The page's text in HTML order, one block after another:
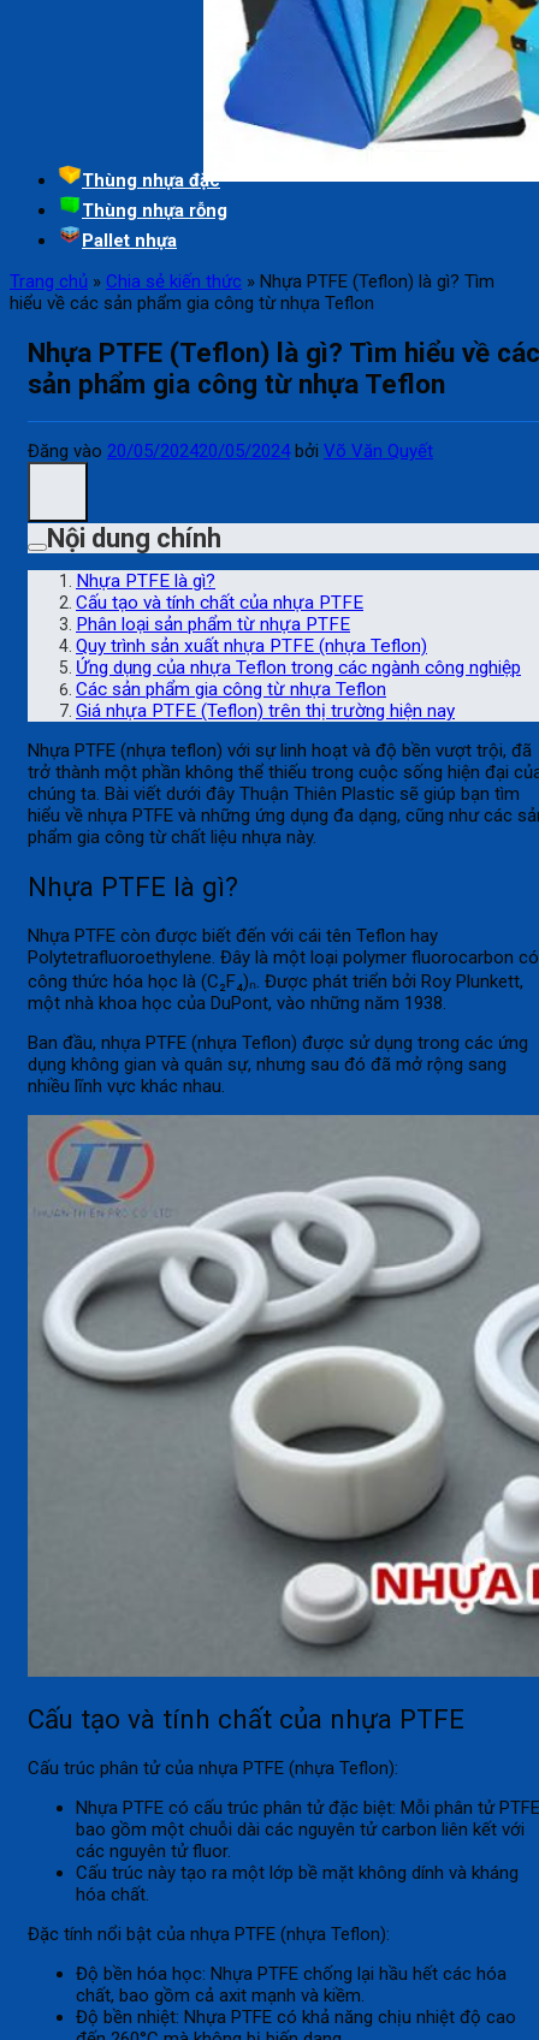
Thùng nhựa đặc
Thùng nhựa rỗng
Pallet nhựa
Trang chủ » Chia sẻ kiến thức » Nhựa PTFE (Teflon) là gì? Tìm
hiểu về các sản phẩm gia công từ nhựa Teflon
Nhựa PTFE (Teflon) là gì? Tìm hiểu về các
sản phẩm gia công từ nhựa Teflon
Đăng vào 20/05/202420/05/2024 bởi Võ Văn Quyết
Nội dung chính
Nhựa PTFE là gì?
Cấu tạo và tính chất của nhựa PTFE
Phân loại sản phẩm từ nhựa PTFE
Quy trình sản xuất nhựa PTFE (nhựa Teflon)
Ứng dụng của nhựa Teflon trong các ngành công nghiệp
Các sản phẩm gia công từ nhựa Teflon
Giá nhựa PTFE (Teflon) trên thị trường hiện nay
Nhựa PTFE (nhựa teflon) với sự linh hoạt và độ bền vượt trội, đã
trở thành một phần không thể thiếu trong cuộc sống hiện đại
chúng ta. Bài viết dưới đây Thuận Thiên Plastic sẽ giúp bạn tìm
hiểu về nhựa PTFE và những ứng dụng đa dạng, cũng như các
phẩm gia công từ chất liệu nhựa này.
Nhựa PTFE là gì?
Nhựa PTFE còn được biết đến với cái tên Teflon hay
Polytetrafluoroethylene. Đây là một loại polymer fluorocarbon có
công thức hóa học là (C₂F₄)ₙ. Được phát triển bởi Roy Plunkett,
một nhà khoa học của DuPont, vào những năm 1938.
Ban đầu, nhựa PTFE (nhựa Teflon) được sử dụng trong các ứng
dụng không gian và quân sự, nhưng sau đó đã mở rộng sang
nhiều lĩnh vực khác nhau.
Cấu tạo và tính chất của nhựa PTFE
Cấu trúc phân tử của nhựa PTFE (nhựa Teflon):
Nhựa PTFE có cấu trúc phân tử đặc biệt: Mỗi phân tử PTFE
bao gồm một chuỗi dài các nguyên tử carbon liên kết với
các nguyên tử fluor.
Cấu trúc này tạo ra một lớp bề mặt không dính và kháng
hóa chất.
Đặc tính nổi bật của nhựa PTFE (nhựa Teflon):
Độ bền hóa học: Nhựa PTFE chống lại hầu hết các hóa
chất, bao gồm cả axit mạnh và kiềm.
Độ bền nhiệt: Nhựa PTFE có khả năng chịu nhiệt độ cao